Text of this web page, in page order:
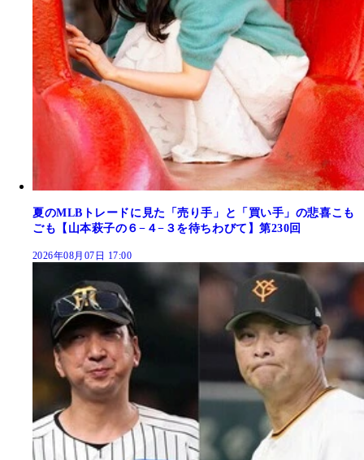
夏のMLBトレードに見た「売り手」と「買い手」の悲喜こも
ごも【山本萩子の６−４−３を待ちわびて】第230回
2026年08月07日 17:00